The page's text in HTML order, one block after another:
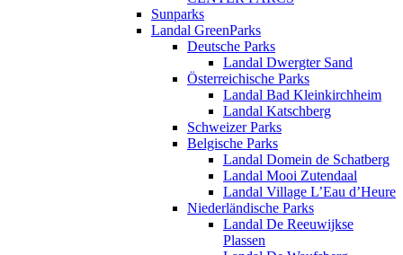
Sunparks
Landal GreenParks
Deutsche Parks
Landal Dwergter Sand
Österreichische Parks
Landal Bad Kleinkirchheim
Landal Katschberg
Schweizer Parks
Belgische Parks
Landal Domein de Schatberg
Landal Mooi Zutendaal
Landal Village L’Eau d’Heure
Niederländische Parks
Landal De Reeuwijkse
Plassen